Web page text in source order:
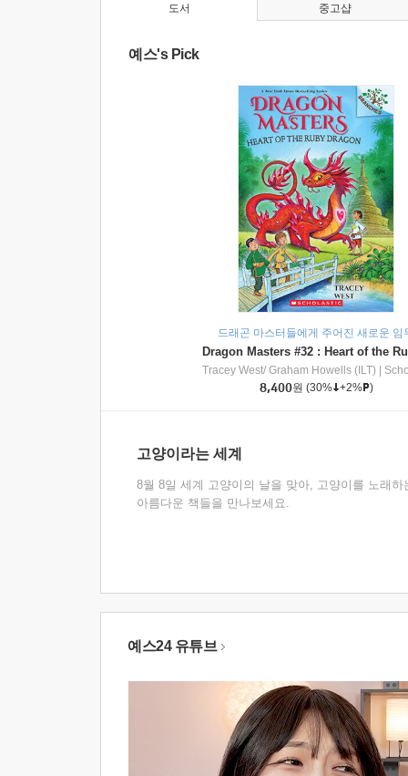
도서
예스's Pick
드래곤 마스터들에게 주어진 새로운 임
Tracey West/ Graham Howells (ILT)
8,400원 (30% +2% )
고양이라는 세계
8월 8일 세계 고양이의 날을 맞아, 고양이를 노래하
아름다운 책들을 만나보세요.
중고샵
예스24 유튜브